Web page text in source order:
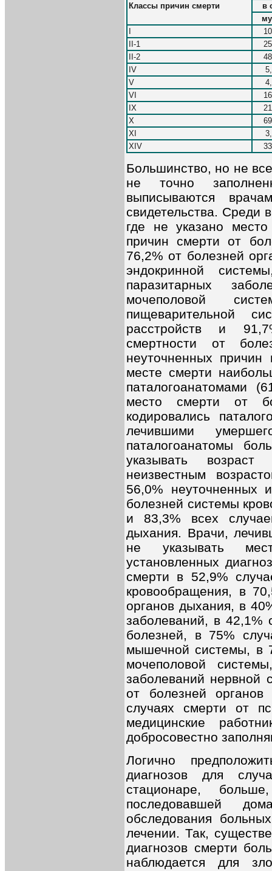
Классы причин смерти
в
II-1
II-2
IV
V
VI
IX
X
XI
ХIV
Большинство, но не
не точно
выписываются
свидетельства. Среди
где не указано
причин смерти от
76,2% от болезней
эндокринной
паразитарных
мочеполовой
пищеварительной
расстройств и
смертности от
неуточненных
месте смерти
паталогоанатомами
место смерти от
кодировались
лечившими
паталогоанатомы
указывать
неизвестным
56,0% неуточненных
болезней системы
и 83,3% всех
дыхания. Врачи,
не указывать
установленных
смерти в 52,9%
кровообращения, в
органов дыхания, в
заболеваний, в 42,1%
болезней, в 75%
мышечной системы, в
мочеполовой
заболеваний нервной
от болезней
случаях смерти от
медицинские
добросовестно
Логично
диагнозов для
стационаре,
последовавшей
обследования
лечении. Так,
диагнозов смерти
наблюдается для